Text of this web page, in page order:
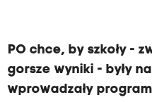
PO chce, by szkoły -
gorsze wyniki - były
wprowadzały